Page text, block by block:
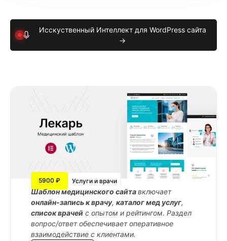
Исскуственный Интеллект для WordPress сайта
→
5900 ₽ Услуги и врачи
Шаблон медицинского сайтавключает
онлайн-запись к врачу, каталог мед услуг,
список врачей с опытом и рейтингом. Раздел
вопрос/ответ обеспечивает оперативное
взаимодействие с клиентами.